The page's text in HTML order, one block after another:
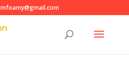
mfoamy@gmail.com